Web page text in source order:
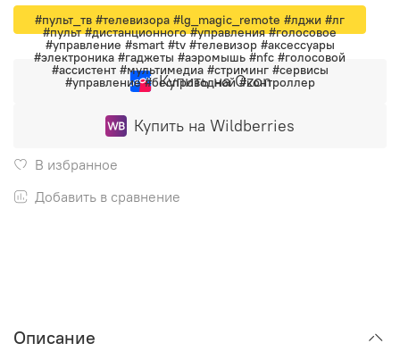
Купить на Ozon
Купить на Wildberries
В избранное
Добавить в сравнение
#пульт_тв #телевизора #lg_magic_remote #лджи #лг
#пульт #дистанционного #управления #голосовое
#управление #smart #tv #телевизор #аксессуары
#электроника #гаджеты #аэромышь #nfc #голосовой
#ассистент #мультимедиа #стриминг #сервисы
#управление #беспроводной #контроллер
Описание